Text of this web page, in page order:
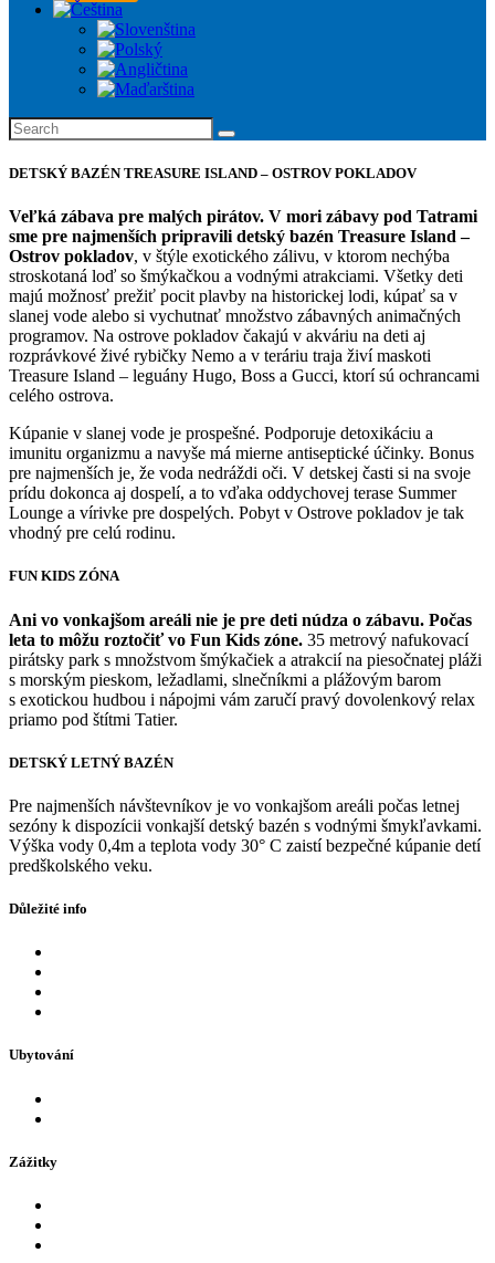
DETSKÝ BAZÉN TREASURE ISLAND – OSTROV POKLADOV
Veľká zábava pre malých pirátov. V mori zábavy pod Tatrami
sme pre najmenších pripravili detský bazén Treasure Island –
Ostrov pokladov, v štýle exotického zálivu, v ktorom nechýba
stroskotaná loď so šmýkačkou a vodnými atrakciami. Všetky deti
majú možnosť prežiť pocit plavby na historickej lodi, kúpať sa v
slanej vode alebo si vychutnať množstvo zábavných animačných
programov. Na ostrove pokladov čakajú v akváriu na deti aj
rozprávkové živé rybičky Nemo a v teráriu traja živí maskoti
Treasure Island – leguány Hugo, Boss a Gucci, ktorí sú ochrancami
celého ostrova.
Kúpanie v slanej vode je prospešné. Podporuje detoxikáciu a
imunitu organizmu a navyše má mierne antiseptické účinky. Bonus
pre najmenších je, že voda nedráždi oči. V detskej časti si na svoje
prídu dokonca aj dospelí, a to vďaka oddychovej terase Summer
Lounge a vírivke pre dospelých. Pobyt v Ostrove pokladov je tak
vhodný pre celú rodinu.
FUN KIDS ZÓNA
Ani vo vonkajšom areáli nie je pre deti núdza o zábavu. Počas
leta to môžu roztočiť vo Fun Kids zóne. 35 metrový nafukovací
pirátsky park s množstvom šmýkačiek a atrakcií na piesočnatej pláži
s morským pieskom, ležadlami, slnečníkmi a plážovým barom
s exotickou hudbou i nápojmi vám zaručí pravý dovolenkový relax
priamo pod štítmi Tatier.
DETSKÝ LETNÝ BAZÉN
Pre najmenších návštevníkov je vo vonkajšom areáli počas letnej
sezóny k dispozícii vonkajší detský bazén s vodnými šmykľavkami.
Výška vody 0,4m a teplota vody 30° C zaistí bezpečné kúpanie detí
predškolského veku.
Důležité info
Ubytování
Zážitky